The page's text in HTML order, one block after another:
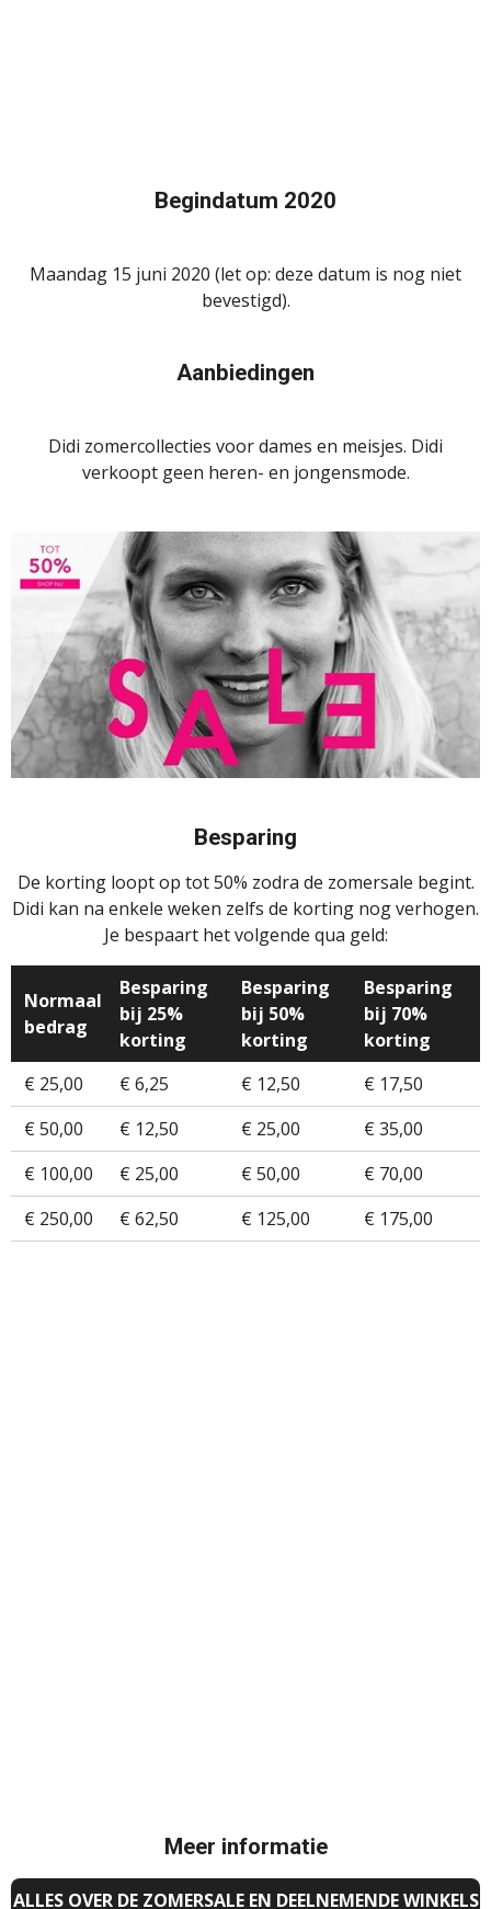
Begindatum 2020
Maandag 15 juni 2020 (let op: deze datum is nog niet
bevestigd).
Aanbiedingen
Didi zomercollecties voor dames en meisjes. Didi
verkoopt geen heren- en jongensmode.
Besparing
De korting loopt op tot 50% zodra de zomersale begint.
Didi kan na enkele weken zelfs de korting nog verhogen.
Je bespaart het volgende qua geld:
Normaal
bedrag
Besparing
bij 25%
korting
Besparing
bij 50%
korting
Besparing
bij 70%
korting
€ 25,00
€ 6,25 € 12,50
€ 17,50
€ 50,00
€ 12,50 € 25,00
€ 35,00
€ 100,00
€ 25,00 € 50,00
€ 70,00
€ 250,00
€ 62,50 € 125,00 € 175,00
Meer informatie
ALLES OVER DE ZOMERSALE EN DEELNEMENDE WINKELS